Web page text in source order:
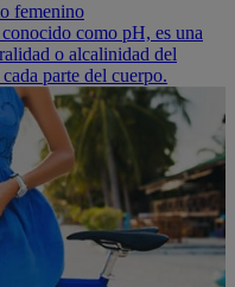
femenino
como pH, es una
o alcalinidad del
parte del cuerpo.